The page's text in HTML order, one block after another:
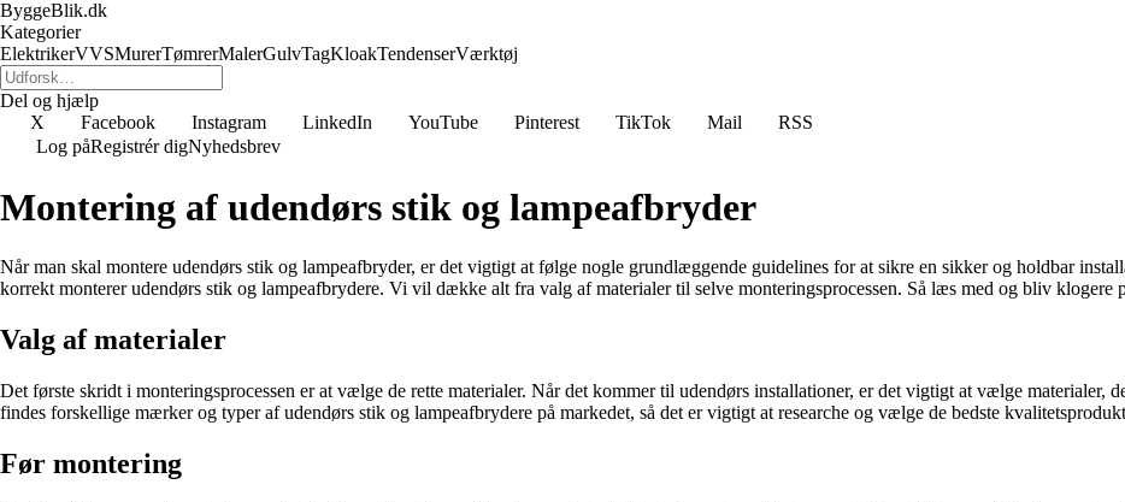
ByggeBlik.dk
Kategorier
ElektrikerVVSMurerTømrerMalerGulvTagKloakTendenserVærktøj
Del og hjælp
X
Facebook Instagram LinkedIn YouTube Pinterest TikTok Mail
RSS
Log påRegistrér digNyhedsbrev
Montering af udendørs stik og lampeafbryder
Når man skal montere udendørs stik og lampeafbryder, er det vigtigt at følge nogle grundlæggende guidelines for at sikre en sikker og holdbar
korrekt monterer udendørs stik og lampeafbrydere. Vi vil dække alt fra valg af materialer til selve monteringsprocessen. Så læs med og bliv klogere
Valg af materialer
Det første skridt i monteringsprocessen er at vælge de rette materialer. Når det kommer til udendørs installationer, er det vigtigt at vælge materialer,
findes forskellige mærker og typer af udendørs stik og lampeafbrydere på markedet, så det er vigtigt at researche og vælge de bedste
Før montering